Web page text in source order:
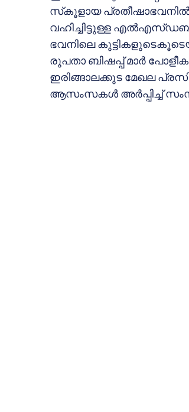
സ്‌കൂളായ പ്രതീഷാഭവനില്‍
വഹിച്ചിട്ടുള്ള
ഭവനിലെ
രൂപതാ ബിഷപ്പ് മാര്‍
ഇരിങ്ങാലക്കുട മേഖല
ആസംസകള്‍ അര്‍പ്പിച്ച്